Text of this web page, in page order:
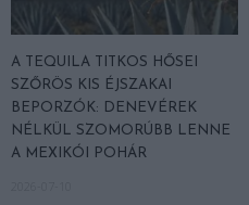
A TEQUILA TITKOS HŐSEI
SZŐRÖS KIS ÉJSZAKAI
BEPORZÓK: DENEVÉREK
NÉLKÜL SZOMORÚBB LENNE
A MEXIKÓI POHÁR